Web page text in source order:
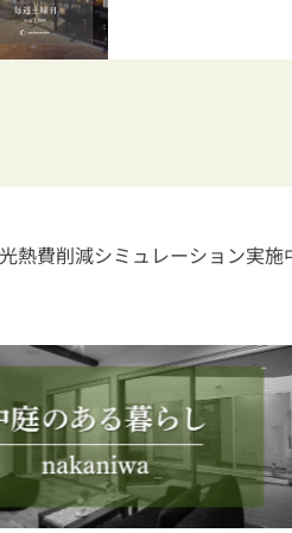
熱費削減シミュレーション実施